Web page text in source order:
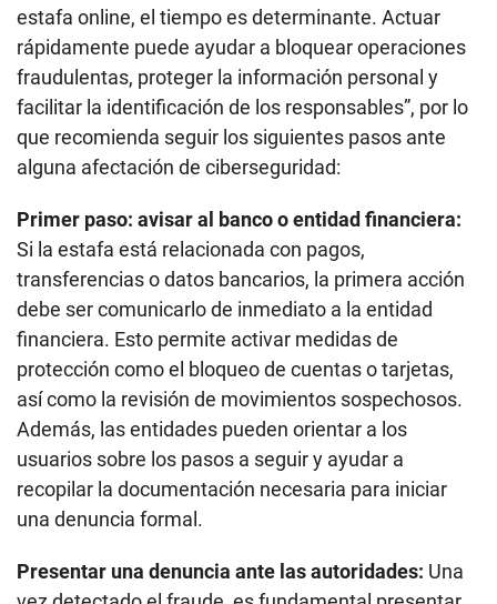
estafa online, el tiempo es determinante. Actuar
rápidamente puede ayudar a bloquear operaciones
fraudulentas, proteger la información personal y
facilitar la identificación de los responsables”, por lo
que recomienda seguir los siguientes pasos ante
alguna afectación de ciberseguridad:
Primer paso: avisar al banco o entidad financiera:
Si la estafa está relacionada con pagos,
transferencias o datos bancarios, la primera acción
debe ser comunicarlo de inmediato a la entidad
financiera. Esto permite activar medidas de
protección como el bloqueo de cuentas o tarjetas,
así como la revisión de movimientos sospechosos.
Además, las entidades pueden orientar a los
usuarios sobre los pasos a seguir y ayudar a
recopilar la documentación necesaria para iniciar
una denuncia formal.
Presentar una denuncia ante las autoridades: Una